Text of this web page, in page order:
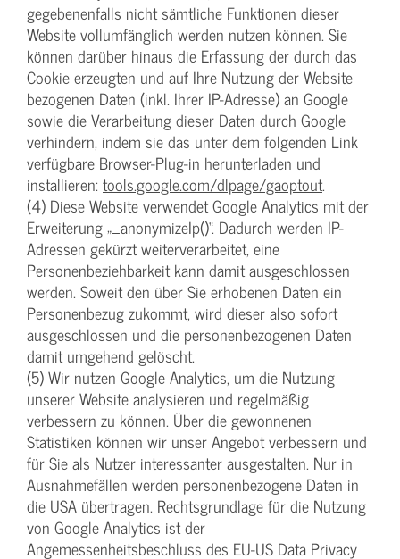
gegebenenfalls nicht sämtliche Funktionen dieser
Website vollumfänglich werden nutzen können. Sie
können darüber hinaus die Erfassung der durch das
Cookie erzeugten und auf Ihre Nutzung der Website
bezogenen Daten (inkl. Ihrer IP-Adresse) an Google
sowie die Verarbeitung dieser Daten durch Google
verhindern, indem sie das unter dem folgenden Link
verfügbare Browser-Plug-in herunterladen und
installieren: tools.google.com/dlpage/gaoptout.
(4) Diese Website verwendet Google Analytics mit der
Erweiterung „_anonymizeIp()“. Dadurch werden IP-
Adressen gekürzt weiterverarbeitet, eine
Personenbeziehbarkeit kann damit ausgeschlossen
werden. Soweit den über Sie erhobenen Daten ein
Personenbezug zukommt, wird dieser also sofort
ausgeschlossen und die personenbezogenen Daten
damit umgehend gelöscht.
(5) Wir nutzen Google Analytics, um die Nutzung
unserer Website analysieren und regelmäßig
verbessern zu können. Über die gewonnenen
Statistiken können wir unser Angebot verbessern und
für Sie als Nutzer interessanter ausgestalten. Nur in
Ausnahmefällen werden personenbezogene Daten in
die USA übertragen. Rechtsgrundlage für die Nutzung
von Google Analytics ist der
Angemessenheitsbeschluss des EU-US Data Privacy